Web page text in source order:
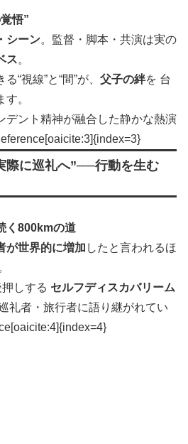
悟”
シーン。監督・脚本・共演は実の
ス。
“視線”と“間”が、 父子の絆を 台
。
デント精神が融合した静かな熱演
際に巡礼へ”──行動を生む
く800kmの道
が世界的に増加 したと言われるほ
しする セルフディスカバリーム
礼者・旅行者に語り継がれてい